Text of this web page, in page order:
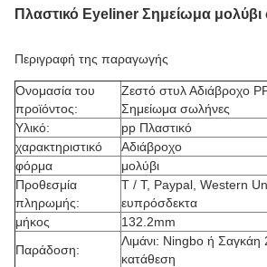
Πλαστικό Eyeliner Σημείωμα
Περιγραφή της παραγωγής
Ονομασία του
προϊόντος:
Ζεστό στυλ Αδιάβροχο
Σημείωμα σωλήνες
Υλικό:
pp Πλαστικό
χαρακτηριστικό
Αδιάβροχο
φόρμα
μολύβι
Προθεσμία
πληρωμής:
T / T, Paypal, Western
ευπρόσδεκτα
μήκος
132.2mm
Παράδοση:
Λιμάνι: Ningbo ή Σαγκάη
κατάθεση